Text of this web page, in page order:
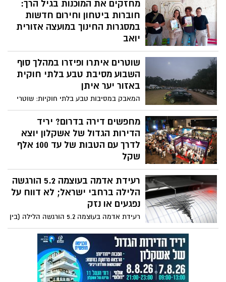
מחזקים את המוכנות בגיל הרך:
חוברות ביטחון וחירום חדשות
במסגרות החינוך במועצה אזורית
יואב
חוברות נהלים חדשות בנושאי ביטחון, בטיחות
ושעת חירום הופקו לאחרונה עבור מעונות
היום וגני הילדים במועצה אזורית יואב.
בתקופה האחרונה חולקו החוברות לצוותים
במסגרות ברחבי המועצה.
שוטרים איתרו ופיזרו במהלך סוף
השבוע מסיבת טבע בלתי חוקית
באזור יער איתן
המאבק במסיבות טבע בלתי חוקיות: שוטרי
תחנת קריית גת איתרו ופיזרו במהלך סוף
השבוע מסיבת טבע בלתי חוקית בהשתתפות
כ-1,500 מבלים - מארגן המסיבה עוכב
לחקירה
מחפשים דירה בדרום? יריד
הדירות הגדול של אשקלון יוצא
לדרך עם הטבות של עד 100 אלף
שקל
מי שמתכנן לרכוש דירה חדשה בדרום, לשדרג
את מקום המגורים או להיכנס לראשונה לשוק
הנדל"ן, יוכל למצוא את כל האפשרויות במקום
אחד. יריד הדירות הגדול של אשקלון יתקיים
13:00, ובמוצאי שבת, 8 באוגוסט, בין 21:00–
מול אשקלון.
רעידת אדמה בעוצמה 5.2 הורגשה
הלילה ברחבי ישראל; לא דווח על
נפגעים או נזק
רעידת אדמה בעוצמה 5.2 הורגשה הלילה (בין
ראשון לשני) בשעה 03:00 לערך באזורים רבים
ברחבי ישראל, לאחר שמוקד הרעש אותר
באזור סואץ שבמצרים